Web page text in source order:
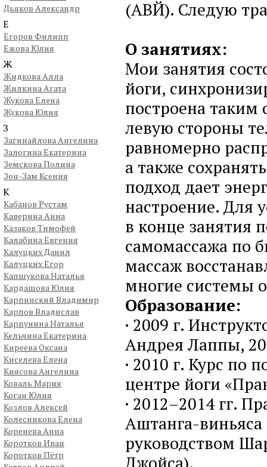
Дьяков Александр
Е
Егоров Филипп
Ежова Юлия
Ж
Жидкова Алла
Жилкина Агата
Жукова Елена
Жукова Юлия
З
Загинайлова Ангелина
Залогина Екатерина
Земскова Полина
Зон-Зам Ксения
К
Кабанов Рустам
Каверина Анна
Казаков Тимофей
Калабина Евгения
Калуцких Данил
Калуцких Егор
Капшукова Наталья
Кардашова Юлия
Карпинский Владимир
Карпов Владислав
Карпунина Наталья
Кельчина Екатерина
Киреева Оксана
Киселева Елена
Киясова Ангелина
Коваль Мария
Коган Юлия
Козлов Алексей
Колесникова Елена
Коренева Анна
Коротков Иван
Коротков Пётр
(АВЙ). Следую
О занятиях:
Мои занятия
йоги‚
построена
левую стороны
равномерно
а также
подход дает
настроение. Для
в конце занятия
самомассажа по
массаж
многие системы
Образование:
· 2009 г.
Андрея Лаппы,
· 2010 г. Курс по
центре йоги
· 2012–2014 гг.
Аштанга-
руководством
Джойса).